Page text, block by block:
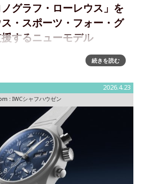
グラフ・ローレウス」を
・スポーツ・フォー・グ
援するニューモデル
・フォー・グッドを支援する新作「パ
クロノグラフ・ローレウス」を発表
ションの最新作、パイロット・ウォ
チ・クロノグラ
続きを読む
2026.4.23
: IWCシャフハウゼン